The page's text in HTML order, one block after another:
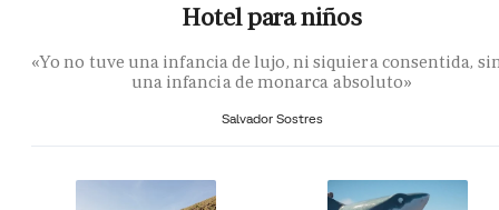
Hotel para niños
«Yo no tuve una infancia de lujo, ni siquiera consentida,
una infancia de monarca absoluto»
Salvador Sostres